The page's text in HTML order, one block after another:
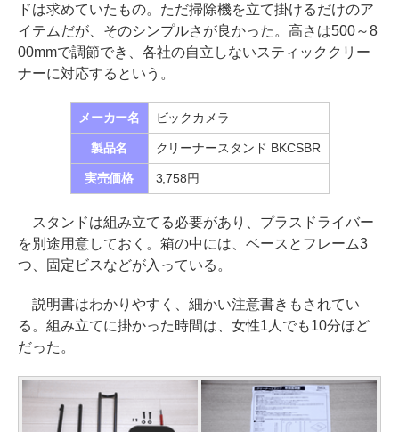
ドは求めていたもの。ただ掃除機を立て掛けるだけのア
イテムだが、そのシンプルさが良かった。高さは500～8
00mmで調節でき、各社の自立しないスティッククリー
ナーに対応するという。
メーカー名 ビックカメラ
製品名 クリーナースタンド BKCSBR
実売価格 3,758円
スタンドは組み立てる必要があり、プラスドライバー
を別途用意しておく。箱の中には、ベースとフレーム3
つ、固定ビスなどが入っている。
説明書はわかりやすく、細かい注意書きもされてい
る。組み立てに掛かった時間は、女性1人でも10分ほど
だった。